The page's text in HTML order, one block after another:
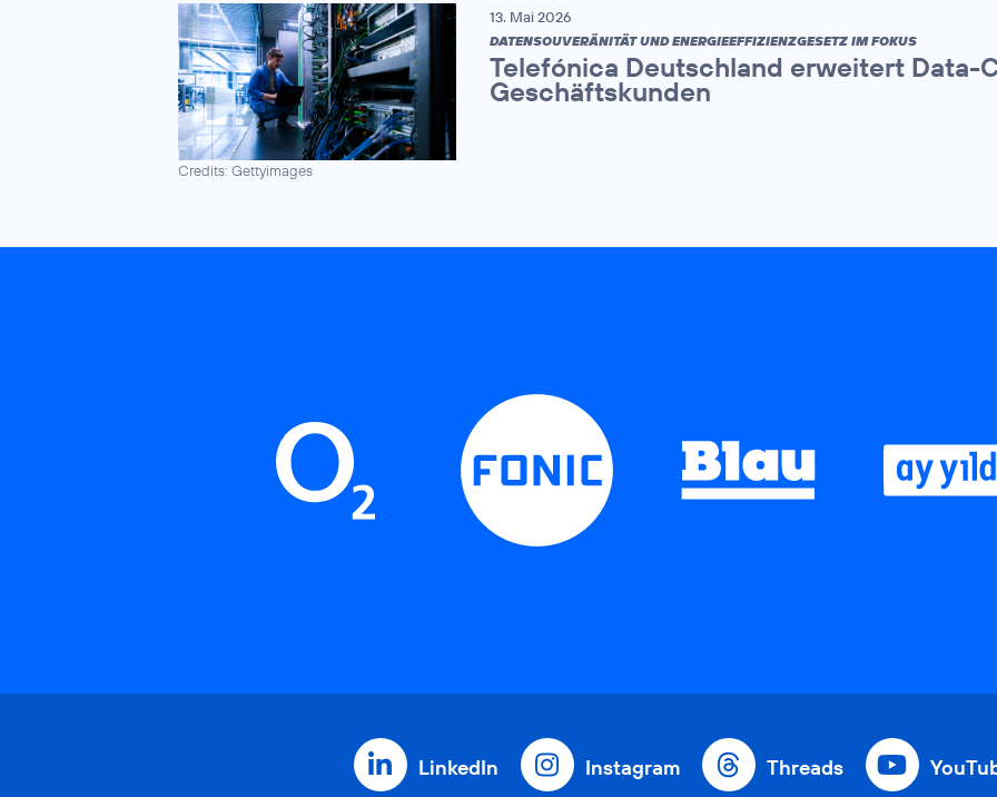
Credits: Gettyimages
13. Mai 2026
DATENSOUVERÄNITÄT UND ENERGIEEFFIZIENZGESETZ IM FOKUS
Telefónica Deutschland erweitert Data-
Geschäftskunden
LinkedIn Instagram Threads